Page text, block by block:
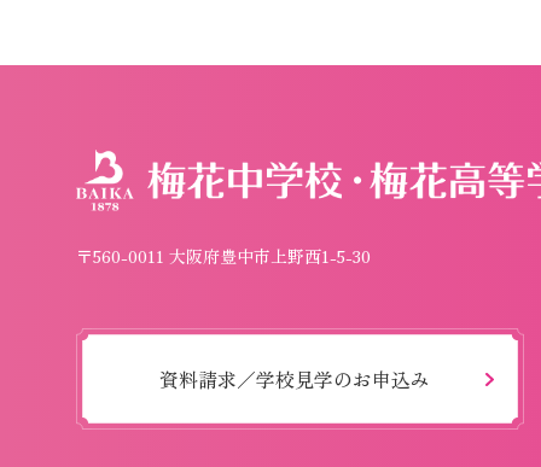
〒560-0011 大阪府豊中市上野西1-5-30
資料請求／学校見学のお申込み